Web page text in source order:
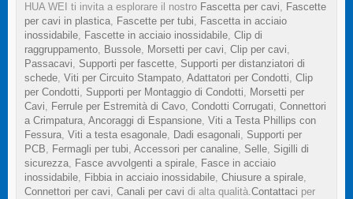
HUA WEI ti invita a esplorare il nostro Fascetta per cavi, Fascette
per cavi in plastica, Fascette per tubi, Fascetta in acciaio
inossidabile, Fascette in acciaio inossidabile, Clip di
raggruppamento, Bussole, Morsetti per cavi, Clip per cavi,
Passacavi, Supporti per fascette, Supporti per distanziatori di
schede, Viti per Circuito Stampato, Adattatori per Condotti, Clip
per Condotti, Supporti per Montaggio di Condotti, Morsetti per
Cavi, Ferrule per Estremità di Cavo, Condotti Corrugati, Connettori
a Crimpatura, Ancoraggi di Espansione, Viti a Testa Phillips con
Fessura, Viti a testa esagonale, Dadi esagonali, Supporti per
PCB, Fermagli per tubi, Accessori per canaline, Selle, Sigilli di
sicurezza, Fasce avvolgenti a spirale, Fasce in acciaio
inossidabile, Fibbia in acciaio inossidabile, Chiusure a spirale,
Connettori per cavi, Canali per cavi di alta qualità.Contattaci per